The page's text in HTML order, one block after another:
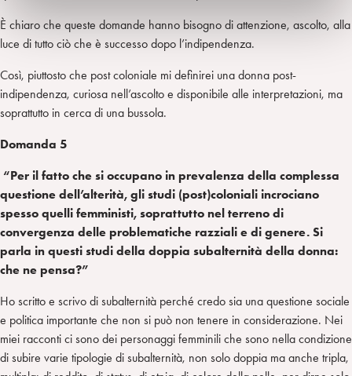
È chiaro che queste domande hanno bisogno di attenzione, ascolto, alla
luce di tutto ciò che è successo dopo l’indipendenza.
Così, piuttosto che post coloniale mi definirei una donna post-
indipendenza, curiosa nell’ascolto e disponibile alle interpretazioni, ma
soprattutto in cerca di una bussola.
Domanda 5
“Per il fatto che si occupano in prevalenza della complessa
questione dell’alterità, gli studi (post)coloniali incrociano
spesso quelli femministi, soprattutto nel terreno di
convergenza delle problematiche razziali e di genere. Si
parla in questi studi della doppia subalternità della donna:
che ne pensa?”
Ho scritto e scrivo di subalternità perché credo sia una questione sociale
e politica importante che non si può non tenere in considerazione. Nei
miei racconti ci sono dei personaggi femminili che sono nella condizione
di subire varie tipologie di subalternità, non solo doppia ma anche tripla,